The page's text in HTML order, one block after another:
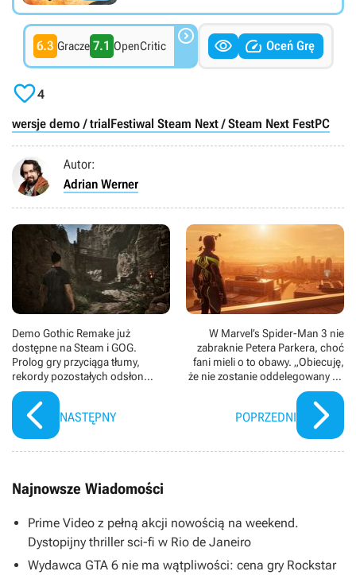
6.3 Gracze 7.1 OpenCritic    Oceń Grę
4
wersje demo / trialFestiwal Steam Next / Steam Next FestPC
Autor:
Adrian Werner
Demo Gothic Remake już
dostępne na Steam i GOG.
Prolog gry przyciąga tłumy,
rekordy pozostałych odsłon
zostały pobite w mgnieniu oka
NASTĘPNY
W Marvel’s Spider-Man 3 nie
zabraknie Petera Parkera, choć
fani mieli o to obawy. „Obiecuję,
że nie zostanie oddelegowany na
kanapę”
POPRZEDNI
Najnowsze Wiadomości
Prime Video z pełną akcji nowością na weekend.
Dystopijny thriller sci-fi w Rio de Janeiro
Wydawca GTA 6 nie ma wątpliwości: cena gry Rockstar